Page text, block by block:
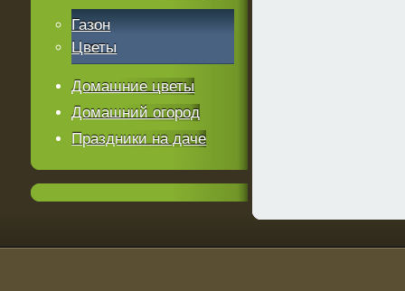
Газон
Цветы
Домашние цветы
Домашний огород
Праздники на даче